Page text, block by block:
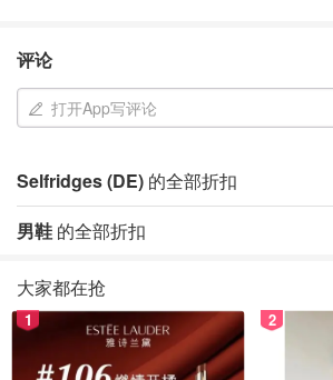
评论
打开App写评论
Selfridges (DE) 的全部折扣
男鞋 的全部折扣
大家都在抢
1 2